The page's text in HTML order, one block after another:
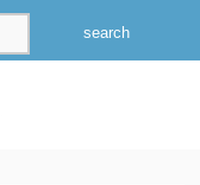
search